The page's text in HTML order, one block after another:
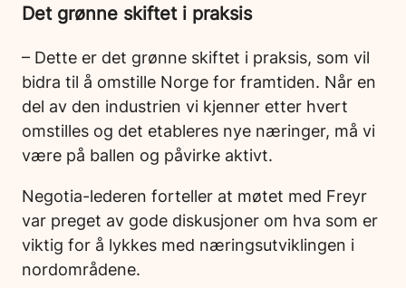
Det grønne skiftet i praksis
– Dette er det grønne skiftet i praksis, som vil
bidra til å omstille Norge for framtiden. Når en
del av den industrien vi kjenner etter hvert
omstilles og det etableres nye næringer, må vi
være på ballen og påvirke aktivt.
Negotia-lederen forteller at møtet med Freyr
var preget av gode diskusjoner om hva som er
viktig for å lykkes med næringsutviklingen i
nordområdene.